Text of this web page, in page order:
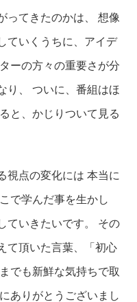
ってきたのかは、 想像
ていくうちに、アイデ
ーの方々の重要さが分
り、 ついに、番組はほ
と、かじりついて見る
視点の変化には 本当に
で学んだ事を生かし
ていきたいです。 その
て頂いた言葉、「初心
でも新鮮な気持ちで取
ありがとうございまし